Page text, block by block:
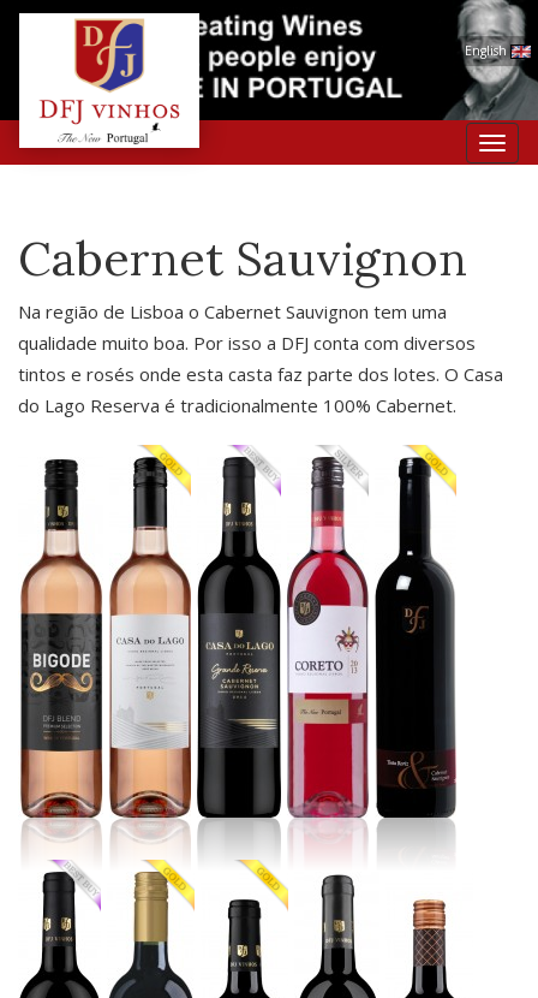
English
Cabernet Sauvignon
Na região de Lisboa o Cabernet Sauvignon tem uma
qualidade muito boa. Por isso a DFJ conta com diversos
tintos e rosés onde esta casta faz parte dos lotes. O Casa
do Lago Reserva é tradicionalmente 100% Cabernet.